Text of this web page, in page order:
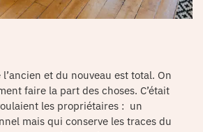
l’ancien et du nouveau est total. On
faire la part des choses. C’était
les propriétaires : un
mais qui conserve les traces du